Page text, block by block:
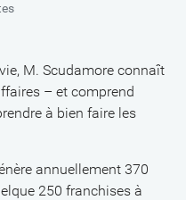
M. Scudamore connaît
– et comprend
à bien faire les
annuellement 370
250 franchises à